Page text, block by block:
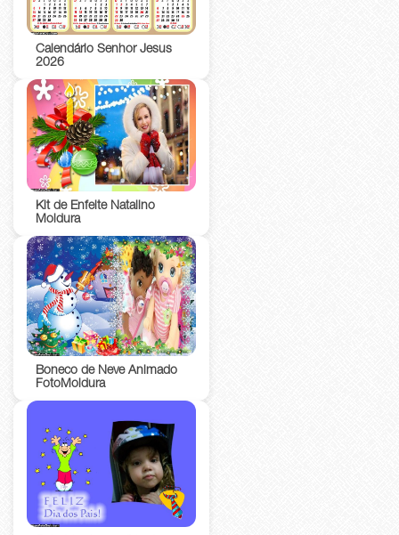
Calendário Senhor Jesus
2026
Kit de Enfeite Natalino
Moldura
Boneco de Neve Animado
FotoMoldura